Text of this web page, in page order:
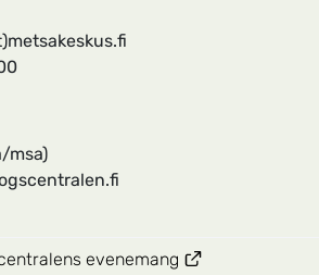
msa)
evenemang